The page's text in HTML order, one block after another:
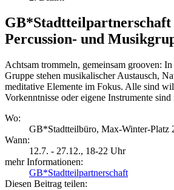
GB*Stadtteilpartnerschaft
Percussion- und
Achtsam trommeln, gemeinsam grooven:
Gruppe stehen musikalischer Austausch,
meditative Elemente im Fokus. Alle sind
Vorkenntnisse oder eigene Instrumente
Wo:
GB*Stadtteilbüro, Max-Winter-Platz
Wann:
12.7. - 27.12., 18-22 Uhr
mehr Informationen:
GB*Stadtteilpartnerschaft
Diesen Beitrag teilen: